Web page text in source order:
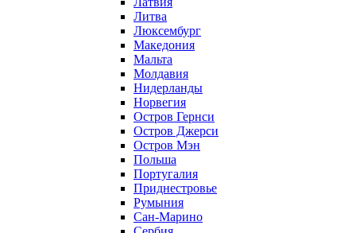
Литва
Люксембург
Македония
Мальта
Молдавия
Нидерланды
Норвегия
Остров Гернси
Остров Джерси
Остров Мэн
Польша
Португалия
Приднестровье
Румыния
Сан-Марино